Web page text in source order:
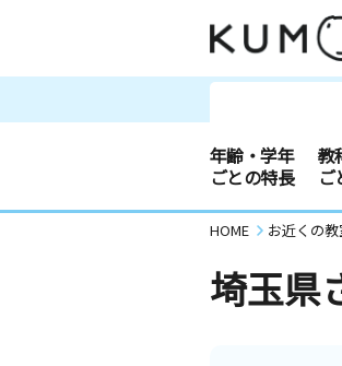
年齢・学年
ごとの特長
教
ご
HOME お近くの
埼玉県